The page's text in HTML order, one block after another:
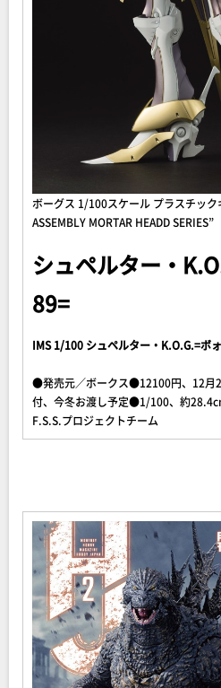
ボーグス 1/100スケール プラスチック
ASSEMBLY MORTAR HEADD SERIES”
シュペルター・
89=
IMS 1/100 シュペルター・K.O.G.=ボ
●発売元／ボークス●12100円、12月
付、今冬お渡し予定●1/100、約
F.S.S.プロジェクトチーム